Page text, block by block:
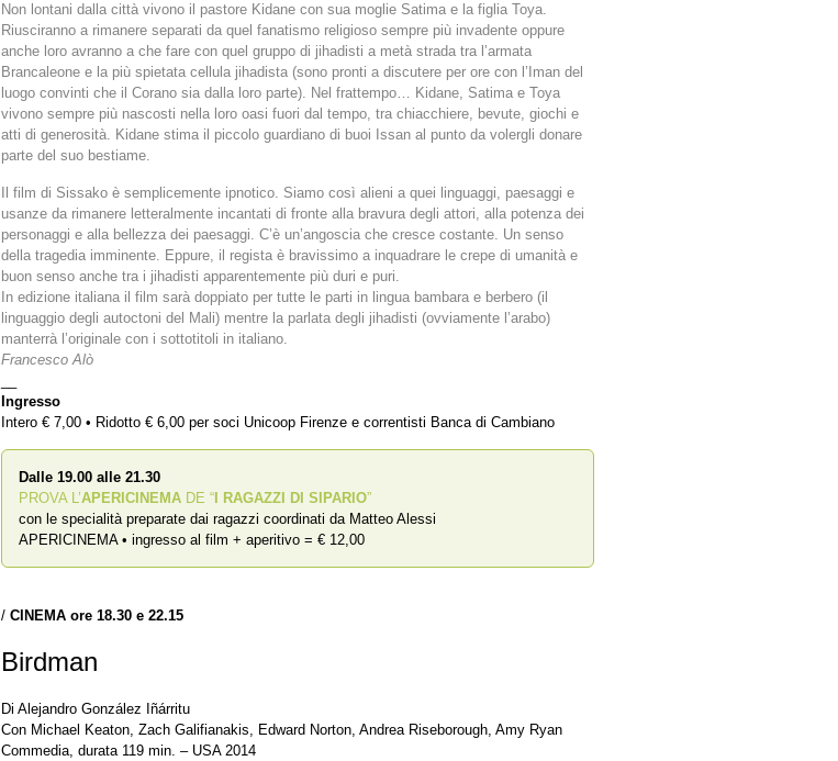
Non lontani dalla città vivono il pastore Kidane con sua moglie Satima e la figlia Toya.
Riusciranno a rimanere separati da quel fanatismo religioso sempre più invadente oppure
anche loro avranno a che fare con quel gruppo di jihadisti a metà strada tra l’armata
Brancaleone e la più spietata cellula jihadista (sono pronti a discutere per ore con l’Iman del
luogo convinti che il Corano sia dalla loro parte). Nel frattempo… Kidane, Satima e Toya
vivono sempre più nascosti nella loro oasi fuori dal tempo, tra chiacchiere, bevute, giochi e
atti di generosità. Kidane stima il piccolo guardiano di buoi Issan al punto da volergli donare
parte del suo bestiame.
Il film di Sissako è semplicemente ipnotico. Siamo così alieni a quei linguaggi, paesaggi e
usanze da rimanere letteralmente incantati di fronte alla bravura degli attori, alla potenza dei
personaggi e alla bellezza dei paesaggi. C’è un’angoscia che cresce costante. Un senso
della tragedia imminente. Eppure, il regista è bravissimo a inquadrare le crepe di umanità e
buon senso anche tra i jihadisti apparentemente più duri e puri.
In edizione italiana il film sarà doppiato per tutte le parti in lingua bambara e berbero (il
linguaggio degli autoctoni del Mali) mentre la parlata degli jihadisti (ovviamente l’arabo)
manterrà l’originale con i sottotitoli in italiano.
Francesco Alò
Ingresso
Intero € 7,00 • Ridotto € 6,00 per soci Unicoop Firenze e correntisti Banca di Cambiano
Dalle 19.00 alle 21.30
PROVA L’APERICINEMA DE “ I RAGAZZI DI SIPARIO”
con le specialità preparate dai ragazzi coordinati da Matteo Alessi
APERICINEMA • ingresso al film + aperitivo = € 12,00
/ CINEMA ore 18.30 e 22.15
Birdman
Di Alejandro González Iñárritu
Con Michael Keaton, Zach Galifianakis, Edward Norton, Andrea Riseborough, Amy Ryan
Commedia, durata 119 min. – USA 2014